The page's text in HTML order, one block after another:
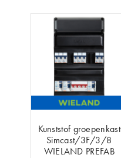
Kunststof groepenkast
Simcast/3F/3/8
WIELAND PREFAB